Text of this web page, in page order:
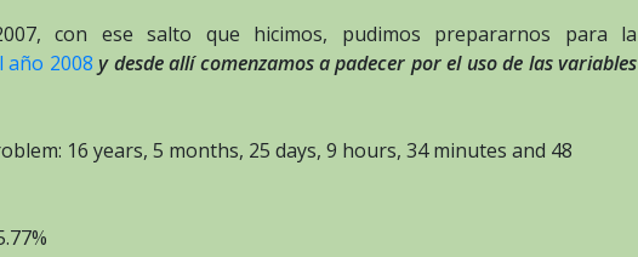
con ese salto que hicimos, pudimos prepararnos para la
año 2008 y desde allí comenzamos a padecer por el uso de las variables
16 years, 5 months, 25 days, 9 hours, 34 minutes and 48